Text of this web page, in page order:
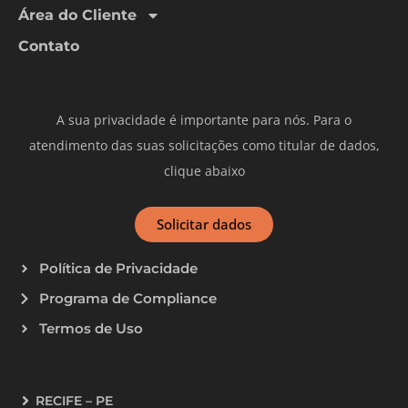
Área do Cliente
Contato
A sua privacidade é importante para nós. Para o
atendimento das suas solicitações como titular de dados,
clique abaixo
Solicitar dados
Política de Privacidade
Programa de Compliance
Termos de Uso
RECIFE – PE